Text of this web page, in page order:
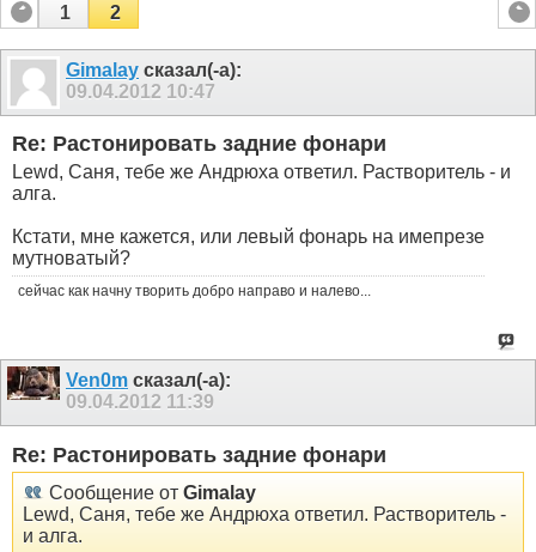
1
2
Gimalay сказал(-а):
09.04.2012 10:47
Re: Растонировать задние фонари
Lewd, Саня, тебе же Андрюха ответил. Растворитель - и
алга.
Кстати, мне кажется, или левый фонарь на имепрезе
мутноватый?
сейчас как начну творить добро направо и налево...
Ven0m сказал(-а):
09.04.2012 11:39
Re: Растонировать задние фонари
Сообщение от Gimalay
Lewd, Саня, тебе же Андрюха ответил. Растворитель -
и алга.